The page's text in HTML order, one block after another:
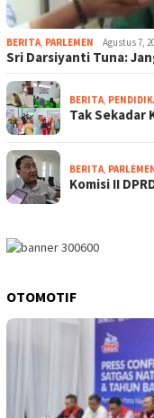
BERITA, PARLEMEN Agustus 7,
Sri Darsiyanti Tuna:
BERITA,
Tak Sekadar
BERITA,
Komisi II
OTOMOTIF